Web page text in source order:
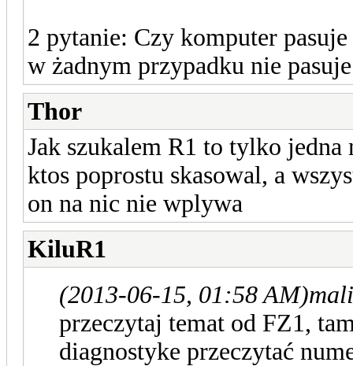
2 pytanie: Czy komputer
w żadnym przypadku nie pasuje
Thor
Jak szukalem R1 to tylko jedna
ktos poprostu skasowal, a
on na nic nie wplywa
KiluR1
(2013-06-15, 01:58 AM)
przeczytaj temat od FZ1,
diagnostyke przeczytać